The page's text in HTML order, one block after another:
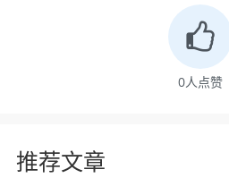
5.免试条件以2025年各
校、高等职业院校、普通高
0人点赞
推荐文章